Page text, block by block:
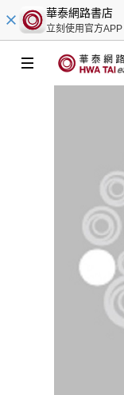
華泰網路書店
立刻使用官方APP